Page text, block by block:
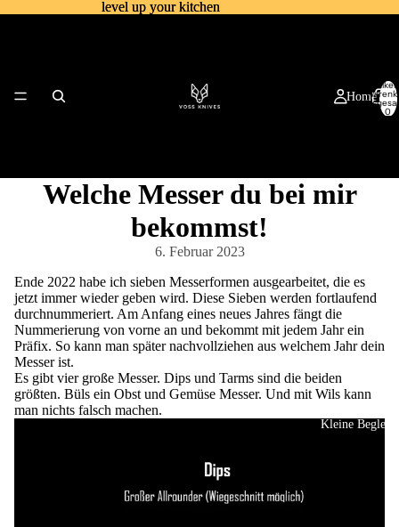
level up your kitchen
level up your kitchen
Home
Kleine
Artikel
0
Welche Messer du bei mir
bekommst!
6. Februar 2023
Ende 2022 habe ich sieben Messerformen ausgearbeitet, die es
jetzt immer wieder geben wird. Diese Sieben werden fortlaufend
durchnummeriert. Am Anfang eines neues Jahres fängt die
Nummerierung von vorne an und bekommt mit jedem Jahr ein
Präfix. So kann man später nachvollziehen aus welchem Jahr dein
Messer ist.
Es gibt vier große Messer. Dips und Tarms sind die beiden
größten. Büls ein Obst und Gemüse Messer. Und mit Wils kann
man nichts falsch machen.